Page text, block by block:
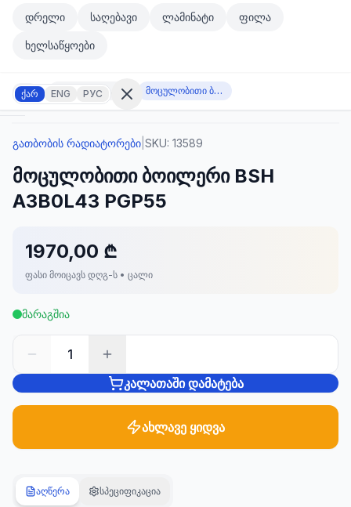
მთავარ კონტენტზე გადასვლა
მთავარ კონტენტზე გადასვლა
დრელი საღებავი ლამინატი ფილა
ხელსაწყოები
ქარ ENG РУС
შესვლა
არ
გაქვთ
ანგარიში?
რეგისტრაცია
ᲙᲐᲢᲔᲒᲝᲠᲘᲔᲑᲘ
ბაღი და
701
პროდუქტი
მოცულობითი ბოილერი BSH A3B0L43 PGP55
გათბობის რადიატორები SKU: 13589
მოცულობითი ბოილერი BSH
A3B0L43 PGP55
1970,00 ₾
ფასი მოიცავს დღგ-ს • ცალი
მარაგშია
1
კალათაში დამატება
ახლავე ყიდვა
აღწერა სპეციფიკაცია